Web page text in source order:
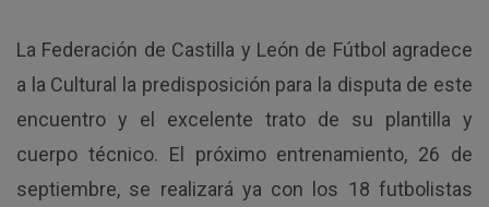
La Federación de Castilla y León de Fútbol agradece
a la Cultural la predisposición para la disputa de este
encuentro y el excelente trato de su plantilla y
cuerpo técnico. El próximo entrenamiento, 26 de
septiembre, se realizará ya con los 18 futbolistas